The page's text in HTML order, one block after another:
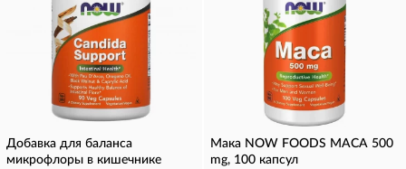
Добавка для баланса
микрофлоры в кишечнике
Мака NOW FOODS MACA 500
mg, 100 капсул